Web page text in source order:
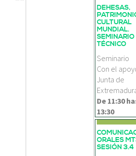
DEHESAS,
CULTURAL
MUNDIAL.
SEMINARIO
TÉCNICO
Seminario
Con el
Junta de
De 11:30
13:30
ORALES
SESIÓN 3.4